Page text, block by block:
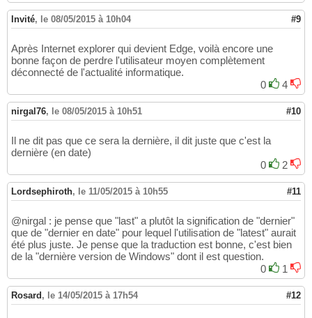
Invité, le 08/05/2015 à 10h04 #9
Après Internet explorer qui devient Edge, voilà encore une
bonne façon de perdre l'utilisateur moyen complètement
déconnecté de l'actualité informatique.
0
4
nirgal76, le 08/05/2015 à 10h51 #10
Il ne dit pas que ce sera la dernière, il dit juste que c'est la
dernière (en date)
0
2
Lordsephiroth, le 11/05/2015 à 10h55 #11
@nirgal : je pense que "last" a plutôt la signification de "dernier"
que de "dernier en date" pour lequel l'utilisation de "latest" aurait
été plus juste. Je pense que la traduction est bonne, c'est bien
de la "dernière version de Windows" dont il est question.
0
1
Rosard , le 14/05/2015 à 17h54 #12